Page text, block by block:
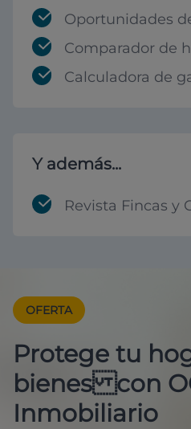
Oportunidades
Comparador de
Calculadora de
Y además...
Revista Fincas y
OFERTA
Protege tu
bienes con
Inmobiliario